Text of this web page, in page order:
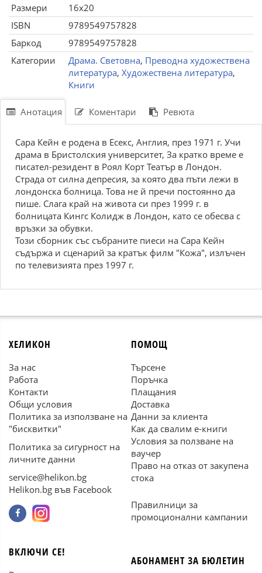
Размери
16x20
ISBN
9789549757828
Баркод
9789549757828
Категории
Драма. Световна, Преводна художествена
литература, Художествена литература,
Книги
Анотация Коментари Ревюта
Сара Кейн е родена в Есекс, Англия, през 1971 г. Учи
драма в Бристолския университет, За кратко време е
писател-резидент в Роял Корт Театър в Лондон.
Страда от силна депресия, за която два пъти лежи в
лондонска болница. Това не й пречи постоянно да
пише. Слага край на живота си през 1999 г. в
болницата Кингс Колидж в Лондон, като се обесва с
връзки за обувки.
Този сборник със събраните пиеси на Сара Кейн
съдържа и сценарий за кратък филм "Кожа", излъчен
по телевизията през 1997 г.
ХЕЛИКОН
За нас
Работа
Контакти
Общи условия
Политика за използване на
"бисквитки"
Политика за сигурност на
личните данни
service@helikon.bg
Helikon.bg във Facebook
ПОМОЩ
Търсене
Поръчка
Плащания
Доставка
Данни за клиента
Как да свалим е-книги
Условия за ползване на
ваучер
Право на отказ от закупена
стока
Правилници за
промоционални кампании
ВКЛЮЧИ СЕ!
АБОНАМЕНТ ЗА БЮЛЕТИН